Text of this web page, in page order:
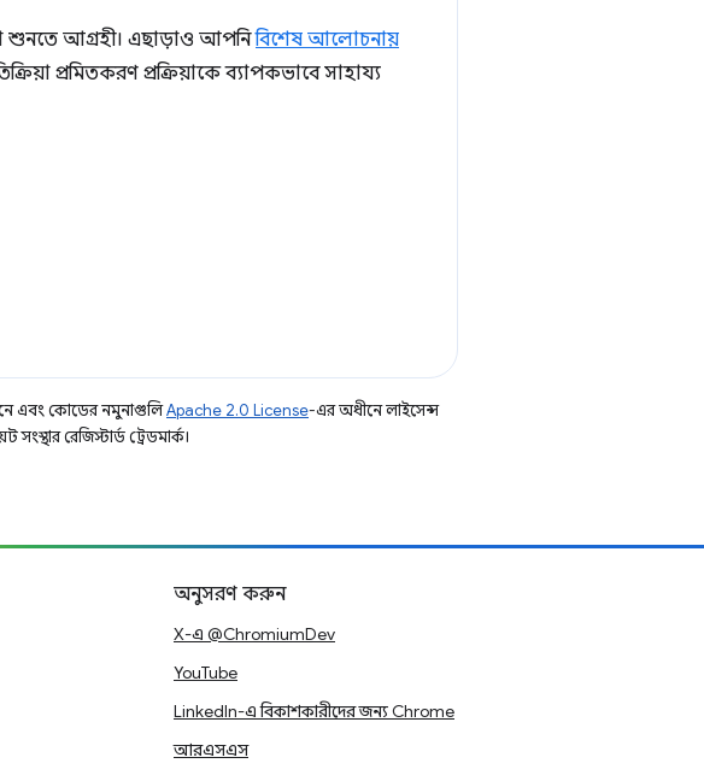
শুনতে আগ্রহী। এছাড়াও আপনিবিশেষ আলোচনায়
প্রমিতকরণ প্রক্রিয়াকে ব্যাপকভাবে সাহায্য
এবং কোডের নমুনাগুলিApache 2.0 License-এর অধীনে লাইসেন্স
রেজিস্টার্ড ট্রেডমার্ক।
অনুসরণ করুন
X-এ @ChromiumDev
YouTube
LinkedIn-এ বিকাশকারীদের জন্য Chrome
আরএসএস